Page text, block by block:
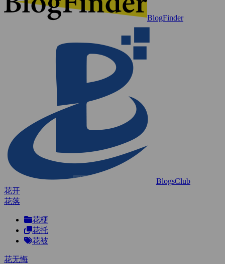
BlogFinder
BlogsClub
花开
花落
花梗
花托
花被
花无悔